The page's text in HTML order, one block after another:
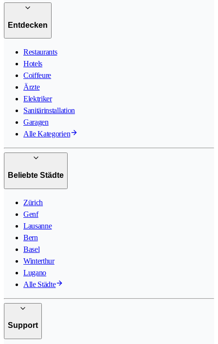
Entdecken
Restaurants
Hotels
Coiffeure
Ärzte
Elektriker
Sanitärinstallation
Garagen
Alle Kategorien
Beliebte Städte
Zürich
Genf
Lausanne
Bern
Basel
Winterthur
Lugano
Alle Städte
Support